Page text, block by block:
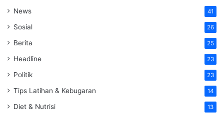
News 41
Sosial 26
Berita 25
Headline 23
Politik 23
Tips Latihan & Kebugaran 14
Diet & Nutrisi 13